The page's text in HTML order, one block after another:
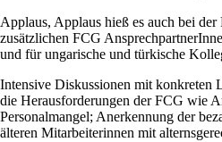
Applaus, Applaus hieß es auch bei der
zusätzlichen FCG
und für ungarische und türkische
Intensive Diskussionen mit konkreten
die Herausforderungen der FCG wie
Personalmangel; Anerkennung der
älteren Mitarbeiterinnen mit